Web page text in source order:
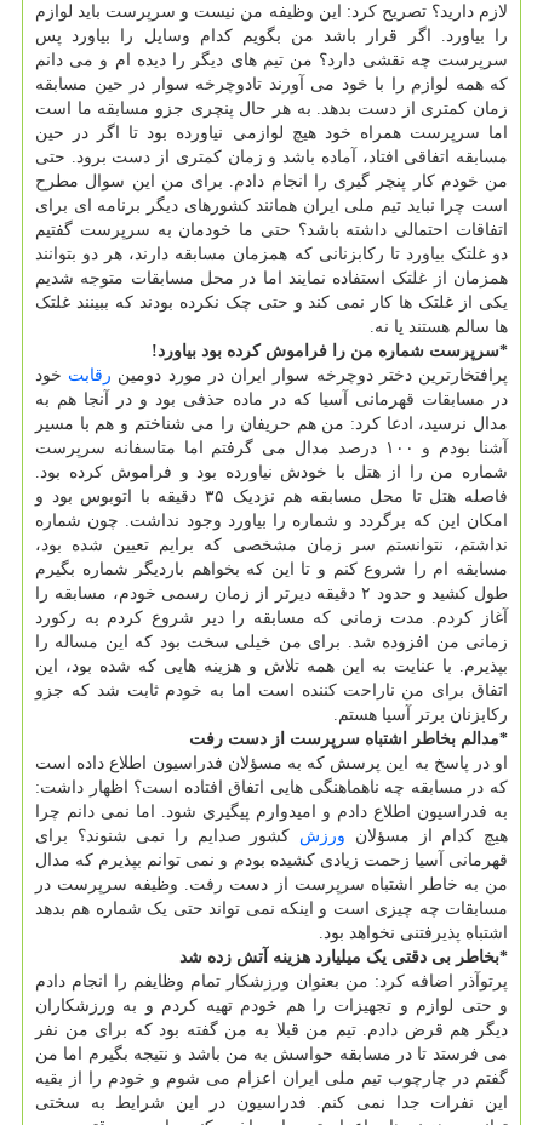
لازم دارید؟ تصریح کرد: این وظیفه من نیست و سرپرست باید لوازم
را بیاورد. اگر قرار باشد من بگویم کدام وسایل را بیاورد پس
سرپرست چه نقشی دارد؟ من تیم های دیگر را دیده ام و می دانم
که همه لوازم را با خود می آورند تادوچرخه سوار در حین مسابقه
زمان کمتری از دست بدهد. به هر حال پنچری جزو مسابقه ما است
اما سرپرست همراه خود هیچ لوازمی نیاورده بود تا اگر در حین
مسابقه اتفاقی افتاد، آماده باشد و زمان کمتری از دست برود. حتی
من خودم کار پنچر گیری را انجام دادم. برای من این سوال مطرح
است چرا نباید تیم ملی ایران همانند کشورهای دیگر برنامه ای برای
اتفاقات احتمالی داشته باشد؟ حتی ما خودمان به سرپرست گفتیم
دو غلتک بیاورد تا رکابزنانی که همزمان مسابقه دارند، هر دو بتوانند
همزمان از غلتک استفاده نمایند اما در محل مسابقات متوجه شدیم
یکی از غلتک ها کار نمی کند و حتی چک نکرده بودند که ببینند غلتک
ها سالم هستند یا نه.
*سرپرست شماره من را فراموش کرده بود بیاورد!
پرافتخارترین دختر دوچرخه سوار ایران در مورد دومین رقابت خود
در مسابقات قهرمانی آسیا که در ماده حذفی بود و در آنجا هم به
مدال نرسید، ادعا کرد: من هم حریفان را می شناختم و هم با مسیر
آشنا بودم و ۱۰۰ درصد مدال می گرفتم اما متاسفانه سرپرست
شماره من را از هتل با خودش نیاورده بود و فراموش کرده بود.
فاصله هتل تا محل مسابقه هم نزدیک ۳۵ دقیقه با اتوبوس بود و
امکان این که برگردد و شماره را بیاورد وجود نداشت. چون شماره
نداشتم، نتوانستم سر زمان مشخصی که برایم تعیین شده بود،
مسابقه ام را شروع کنم و تا این که بخواهم باردیگر شماره بگیرم
طول کشید و حدود ۲ دقیقه دیرتر از زمان رسمی خودم، مسابقه را
آغاز کردم. مدت زمانی که مسابقه را دیر شروع کردم به رکورد
زمانی من افزوده شد. برای من خیلی سخت بود که این مساله را
بپذیرم. با عنایت به این همه تلاش و هزینه هایی که شده بود، این
اتفاق برای من ناراحت کننده است اما به خودم ثابت شد که جزو
رکابزنان برتر آسیا هستم.
*مدالم بخاطر اشتباه سرپرست از دست رفت
او در پاسخ به این پرسش که به مسؤلان فدراسیون اطلاع داده است
که در مسابقه چه ناهماهنگی هایی اتفاق افتاده است؟ اظهار داشت:
به فدراسیون اطلاع دادم و امیدوارم پیگیری شود. اما نمی دانم چرا
هیچ کدام از مسؤلان ورزش کشور صدایم را نمی شنوند؟ برای
قهرمانی آسیا زحمت زیادی کشیده بودم و نمی توانم بپذیرم که مدال
من به خاطر اشتباه سرپرست از دست رفت. وظیفه سرپرست در
مسابقات چه چیزی است و اینکه نمی تواند حتی یک شماره هم بدهد
اشتباه پذیرفتنی نخواهد بود.
*بخاطر بی دقتی یک میلیارد هزینه آتش زده شد
پرتوآذر اضافه کرد: من بعنوان ورزشکار تمام وظایفم را انجام دادم
و حتی لوازم و تجهیزات را هم خودم تهیه کردم و به ورزشکاران
دیگر هم قرض دادم. تیم من قبلا به من گفته بود که برای من نفر
می فرستد تا در مسابقه حواسش به من باشد و نتیجه بگیرم اما من
گفتم در چارچوب تیم ملی ایران اعزام می شوم و خودم را از بقیه
این نفرات جدا نمی کنم. فدراسیون در این شرایط به سختی